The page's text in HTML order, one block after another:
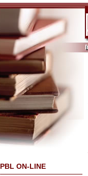
PBL ON-LINE